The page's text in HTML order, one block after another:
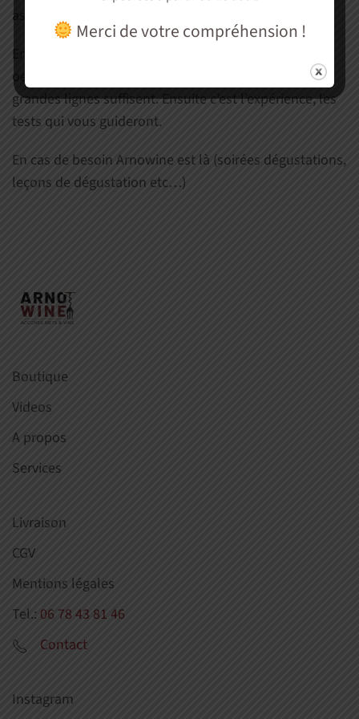
astuces rapides à connaître ?
En effet il n’est pas nécessaire d’être sommelier ni
oenologue pour s’en sortir. De l’intérêt et quelques
grandes lignes suffisent. Ensuite c’est l’expérience, les
tests qui vous guideront.
En cas de besoin Arnowine est là (soirées dégustations,
leçons de dégustation etc…)
Boutique
Videos
A propos
Services
Livraison
CGV
Mentions légales
Tel.: 06 78 43 81 46
Contact
Instagram
Merci de votre compréhension !